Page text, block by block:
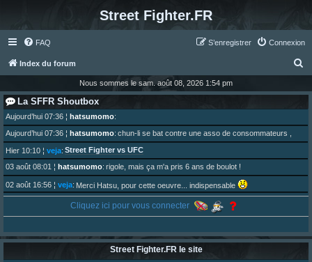
Street Fighter.FR
FAQ Connexion
S’enregistrer
Index du forum
c
e
Nous sommes le sam. août 08, 2026 1:54 pm
La SFFR Shoutbox
Aujourd’hui 07:36 ¦ hatsumomo:
Aujourd’hui 07:36 ¦ hatsumomo: chun-li se bat contre une asso de consommateurs ,
Hier 10:10 ¦ veja: Street Fighter vs UFC
03 août 08:01 ¦ hatsumomo: rigole, mais ça m'a pris 6 ans de boulot !
02 août 16:56 ¦ veja: Merci Hatsu, pour cette oeuvre... indispensable
Vous y trouverez du sesque, de l'humour, du sesque, des combats et plein de lore SF !
01 août 08:08¦hatsumomo:
Aujourd'hui, c'est le yaoi day. Pour la peine je reposte ma dernière fic.
Cliquez ici pour vous connecter
Street Fighter.FR le site